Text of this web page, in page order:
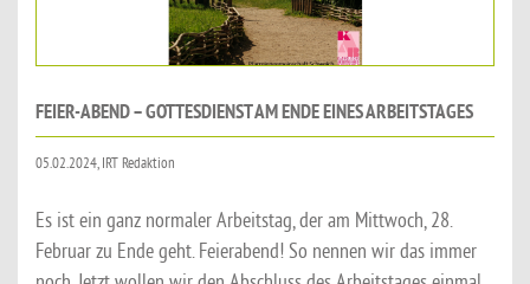
FEIER-ABEND – GOTTESDIENST AM ENDE EINES ARBEITSTAGES
05.02.2024, IRT Redaktion
Es ist ein ganz normaler Arbeitstag, der am Mittwoch, 28.
Februar zu Ende geht. Feierabend! So nennen wir das immer